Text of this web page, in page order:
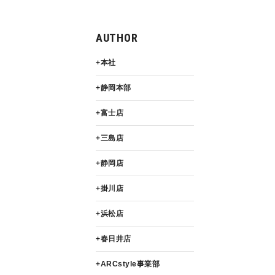
AUTHOR
本社
静岡本部
富士店
三島店
静岡店
掛川店
浜松店
春日井店
ARCstyle事業部